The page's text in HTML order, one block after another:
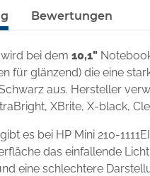
Bewertungen
bei dem 10,1"
für glänzend) die eine
aus. Hersteller
XBrite, X-black,
es bei HP Mini 210-
das einfallende
eine schlechtere